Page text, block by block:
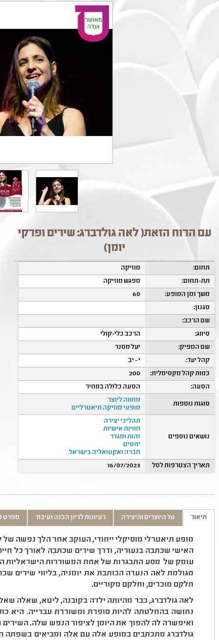
עם הרוח הזאת( לאה גולדברג: שירים ופרקי
יומן)
תחום:
מוזיקה
תת-תחום:
מפגש מוזיקה
משך זמן המופע:
60
סגנון:
שם הרכב:
סיווג:
הרכב כלי-קולי
שם המפיק:
יעל מסנר
קהל יעד:
י - יב
כמות קהל מקסימלית:
200
הסעה:
הסעה כלולה במחיר
סוגות נוספות
מחווה ליוצר
מופעי מוזיקה תיאטרליים
נושאים נוספים
תהליכי יצירה
חוויות אישיות
זהות ומגדר
יחסים
חברה ואקטואליה בישראל
תאריך הצטרפות לסל
16/07/2023
תיאור על היוצרים והיצירה רעיונות לדיון הכנה ועיבוד מפרט
מופע תיאטרלי מוסיקלי ייחודי, העוקב אחר הלך נפשה של
האישי שכתבה בנעוריה, ודרך שירים שכתבה לאורך כל
עומק של מסע התבגרות של אחת המשוררות הישראליות
מגולמת לאה הנערה הכותבת את יומניה, בליווי שירים
חלקם מוכרים, וחלקם מקוריים.
לאה גולדברג, כבר מהיותה ילדה בקובנה, ליטא, שאלה
נחושה בהחלטתה להיות סופרת ומשוררת עברייה. היא
ואיפשרה לה להפוך את היומן לציפור הנפש שלה.
גולדברג מתכתבים במופע אלה עם אלה ומביאים בשפתה